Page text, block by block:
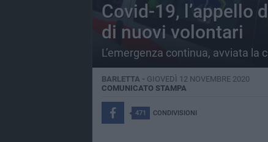
Covid-19, l’appello
di nuovi volontari
L’emergenza continua, avviata la
BARLETTA - GIOVEDÌ 12 NOVEMBRE 2020
COMUNICATO STAMPA
471 CONDIVISIONI